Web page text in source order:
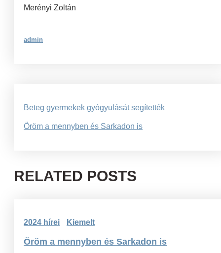
Merényi Zoltán
admin
navigáció
Beteg gyermekek gyógyulását segítették
Öröm a mennyben és Sarkadon is
RELATED POSTS
2024 hírei Kiemelt
Öröm a mennyben és Sarkadon is